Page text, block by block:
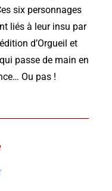
six personnages
liés à leur insu par
d’Orgueil et
passe de main en
Ou pas !